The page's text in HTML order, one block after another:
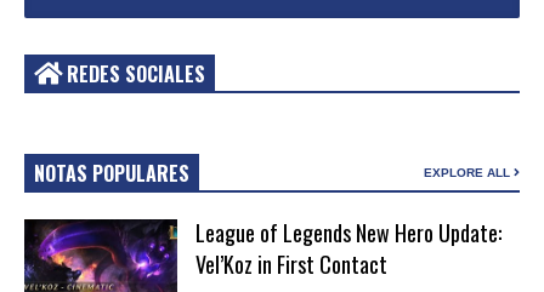
REDES SOCIALES
NOTAS POPULARES EXPLORE ALL
League of Legends New Hero Update:
Vel’Koz in First Contact